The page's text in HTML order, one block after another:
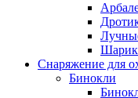
Снаряжение для
Бинокли